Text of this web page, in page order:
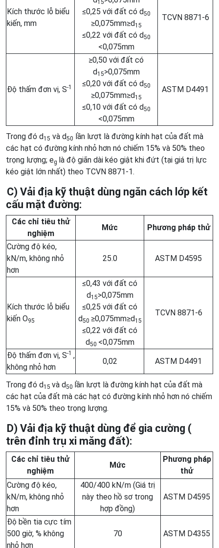
Kích thước lỗ biểu
kiến, mm
15
≤0,25 với đất có d50
≥0,075mm≥d15
≤0,22 với đất có d50
<0,075mm
TCVN 8871-6
Độ thấm đơn vị, S-1
≥0,50 với đất có
d15>0,075mm
≤0,20 với đất có d50
≥0,075mm≥d15
≤0,10 với đất có d50
<0,075mm
ASTM D4491
Trong đó d15 và d50 lần lượt là đường kính hạt của đất mà
các hạt có đường kính nhỏ hơn nó chiếm 15% và 50% theo
trọng lượng; eg là độ giãn dài kéo giật khi đứt (tại giá trị lực
kéo giật lớn nhất) theo TCVN 8871-1.
C) Vải địa kỹ thuật dùng ngăn cách lớp kết
cấu mặt đường:
Các chỉ tiêu thử
nghiệm
Mức Phương pháp thử
Cường độ kéo,
kN/m, không nhỏ
hơn
25.0 ASTM D4595
Kích thước lỗ biểu
kiến O95
≤0,43 với đất có
d15>0,075mm
≤0,25 với đất có
d50 ≥0,075mm≥d15
≤0,22 với đất có
d50 <0,075mm
TCVN 8871-6
Độ thấm đơn vị, S-1 ,
không nhỏ hơn
0,02 ASTM D4491
Trong đó d15 và d50 lần lượt là đường kính hạt của đất mà
các hạt của đất mà các hạt có đường kính nhỏ hơn nó chiếm
15% và 50% theo trọng lượng.
D) Vải địa kỹ thuật dùng để gia cường (
trên đỉnh trụ xi măng đất):
Các chỉ tiêu thử
nghiệm
Mức
Phương pháp
thử
Cường độ kéo,
kN/m, không nhỏ
hơn
400/400 kN/m (Giá trị
này theo hồ sơ trong
hợp đồng)
ASTM D4595
Độ bền tia cực tím
500 giờ, % không
nhỏ hơn
70 ASTM D4355